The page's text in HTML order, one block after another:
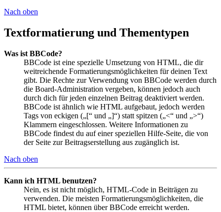
Nach oben
Textformatierung und Thementypen
Was ist BBCode?
BBCode ist eine spezielle Umsetzung von HTML, die dir
weitreichende Formatierungsmöglichkeiten für deinen Text
gibt. Die Rechte zur Verwendung von BBCode werden durch
die Board-Administration vergeben, können jedoch auch
durch dich für jeden einzelnen Beitrag deaktiviert werden.
BBCode ist ähnlich wie HTML aufgebaut, jedoch werden
Tags von eckigen („[“ und „]“) statt spitzen („<“ und „>“)
Klammern eingeschlossen. Weitere Informationen zu
BBCode findest du auf einer speziellen Hilfe-Seite, die von
der Seite zur Beitragserstellung aus zugänglich ist.
Nach oben
Kann ich HTML benutzen?
Nein, es ist nicht möglich, HTML-Code in Beiträgen zu
verwenden. Die meisten Formatierungsmöglichkeiten, die
HTML bietet, können über BBCode erreicht werden.